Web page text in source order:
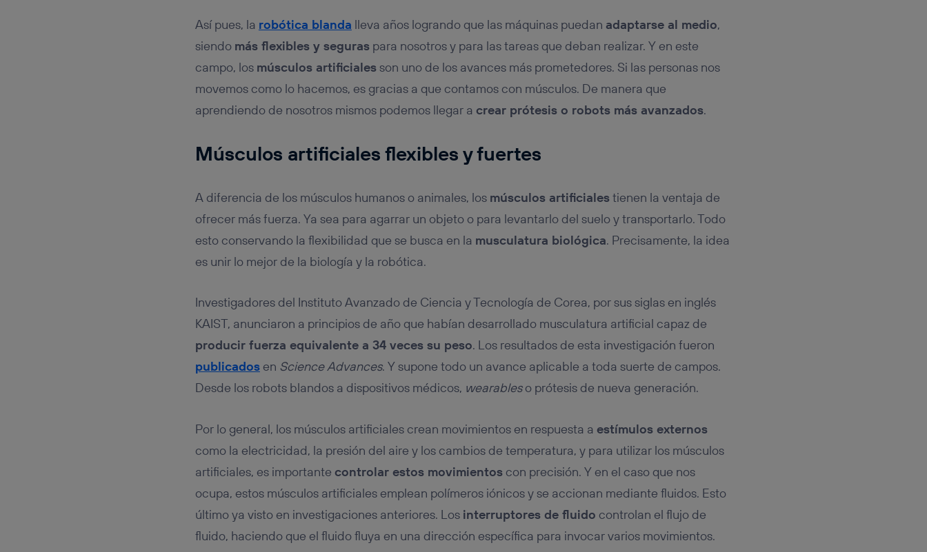
Así pues, la robótica blanda lleva años logrando que las máquinas puedan adaptarse al medio,
siendo más flexibles y seguraspara nosotros y para las tareas que deban realizar. Y en este
campo, los músculos artificialesson uno de los avances más prometedores. Si las personas nos
movemos como lo hacemos, es gracias a que contamos con músculos. De manera que
aprendiendo de nosotros mismos podemos llegar a crear prótesis o robots más avanzados.
Músculos artificiales flexibles y fuertes
A diferencia de los músculos humanos o animales, los músculos artificialestienen la ventaja de
ofrecer más fuerza. Ya sea para agarrar un objeto o para levantarlo del suelo y transportarlo. Todo
esto conservando la flexibilidad que se busca en la musculatura biológica. Precisamente, la idea
es unir lo mejor de la biología y la robótica.
Investigadores del Instituto Avanzado de Ciencia y Tecnología de Corea, por sus siglas en inglés
KAIST, anunciaron a principios de año que habían desarrollado musculatura artificial capaz de
producir fuerza equivalente a 34 veces su peso. Los resultados de esta investigación fueron
publicadosen Science Advances. Y supone todo un avance aplicable a toda suerte de campos.
Desde los robots blandos a dispositivos médicos, wearableso prótesis de nueva generación.
Por lo general, los músculos artificiales crean movimientos en respuesta a estímulos externos
como la electricidad, la presión del aire y los cambios de temperatura, y para utilizar los músculos
artificiales, es importante controlar estos movimientoscon precisión. Y en el caso que nos
ocupa, estos músculos artificiales emplean polímeros iónicos y se accionan mediante fluidos. Esto
último ya visto en investigaciones anteriores. Los interruptores de fluido controlan el flujo de
fluido, haciendo que el fluido fluya en una dirección específica para invocar varios movimientos.